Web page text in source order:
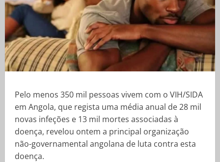
Pelo menos 350 mil pessoas vivem com o VIH/SIDA
em Angola, que regista uma média anual de 28 mil
novas infeções e 13 mil mortes associadas à
doença, revelou ontem a principal organização
não-governamental angolana de luta contra esta
doença.